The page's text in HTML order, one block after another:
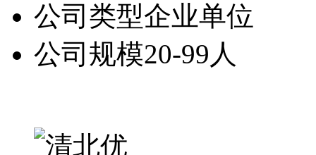
公司类型企业单位
公司规模20-99人